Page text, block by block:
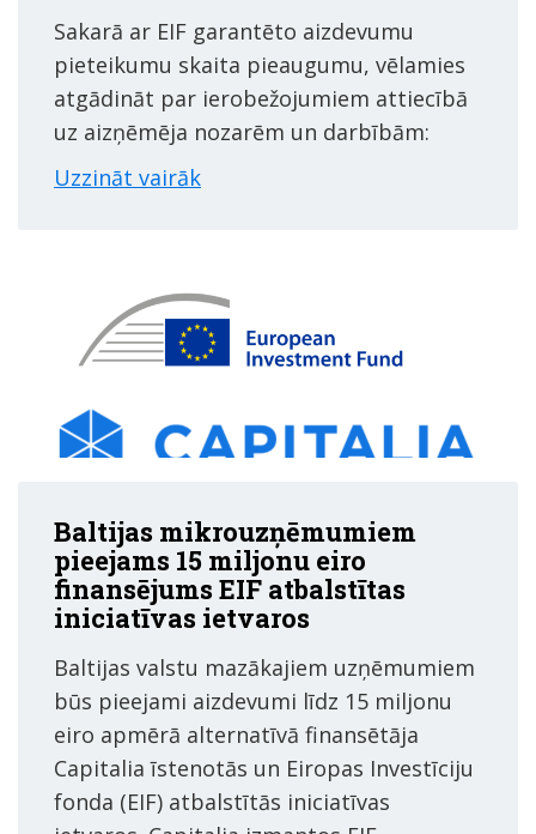
Sakarā ar EIF garantēto aizdevumu
pieteikumu skaita pieaugumu, vēlamies
atgādināt par ierobežojumiem attiecībā
uz aizņēmēja nozarēm un darbībām:
Uzzināt vairāk
Baltijas mikrouzņēmumiem
pieejams 15 miljonu eiro
finansējums EIF atbalstītas
iniciatīvas ietvaros
Baltijas valstu mazākajiem uzņēmumiem
būs pieejami aizdevumi līdz 15 miljonu
eiro apmērā alternatīvā finansētāja
Capitalia īstenotās un Eiropas Investīciju
fonda (EIF) atbalstītās iniciatīvas